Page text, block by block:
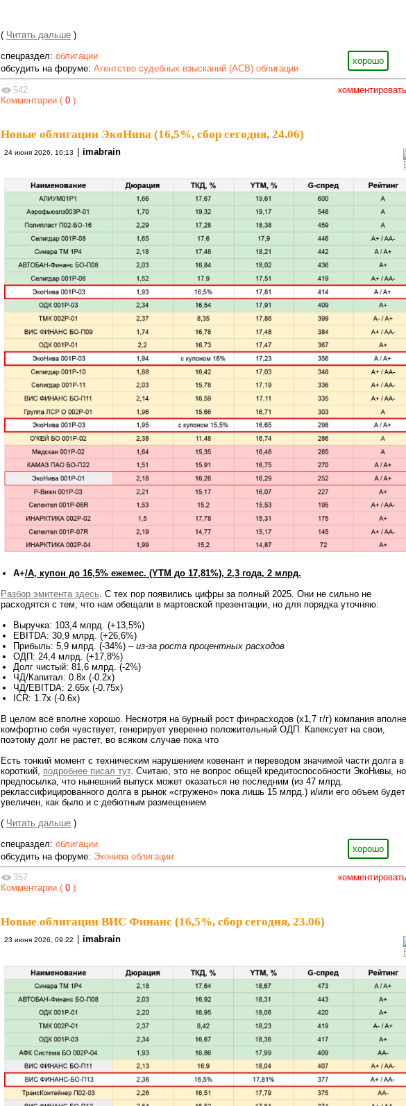
( Читать дальше )
хорошо
спецраздел: облигации
обсудить на форуме: Агентство судебных взысканий (АСВ) облигации
комментировать
542
Комментарии ( 0 )
Новые облигации ЭкоНива (16,5%, сбор сегодня, 24.06)
24 июня 2026, 10:13 | imabrain
A+/A, купон до 16,5% ежемес. (YTM до 17,81%), 2,3 года, 2 млрд.
Разбор эмитента здесь. С тех пор появились цифры за полный 2025. Они не сильно не
расходятся с тем, что нам обещали в мартовской презентации, но для порядка уточняю:
Выручка: 103,4 млрд. (+13,5%)
EBITDA: 30,9 млрд. (+26,6%)
Прибыль: 5,9 млрд. (-34%) – из-за роста процентных расходов
ОДП: 24,4 млрд. (+17,8%)
Долг чистый: 81,6 млрд. (-2%)
ЧД/Капитал: 0.8х (-0.2х)
ЧД/EBITDA: 2.65х (-0.75х)
ICR: 1.7х (-0.6х)
В целом всё вполне хорошо. Несмотря на бурный рост финрасходов (х1,7 г/г) компания вполне
комфортно себя чувствует, генерирует уверенно положительный ОДП. Капексует на свои,
поэтому долг не растет, во всяком случае пока что
Есть тонкий момент с техническим нарушением ковенант и переводом значимой части долга в
короткий, подробнее писал тут. Считаю, это не вопрос общей кредитоспособности ЭкоНивы, но
предпосылка, что нынешний выпуск может оказаться не последним (из 47 млрд.
реклассифицированного долга в рынок «сгружено» пока лишь 15 млрд.) и/или его объем будет
увеличен, как было и с дебютным размещением
( Читать дальше )
хорошо
спецраздел: облигации
обсудить на форуме: Эконива облигации
комментировать
357
Комментарии ( 0 )
Новые облигации ВИС Финанс (16,5%, сбор сегодня, 23.06)
23 июня 2026, 09:22 imabrain